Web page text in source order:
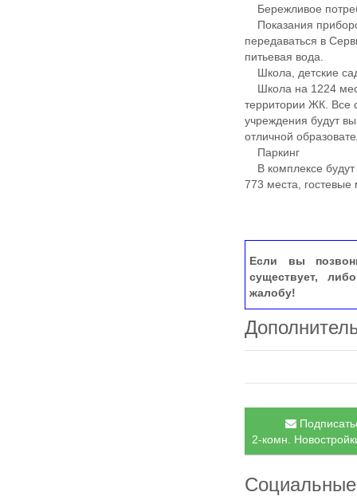
Бережливое
Показания
передаваться в
питьевая вода.
Школа, детские
Школа на 1224
территории ЖК. Все
учреждения будут
отличной
Паркинг
В комплексе будут
773 места, гостевые
Если вы
существует,
жалобу!
2-комн.